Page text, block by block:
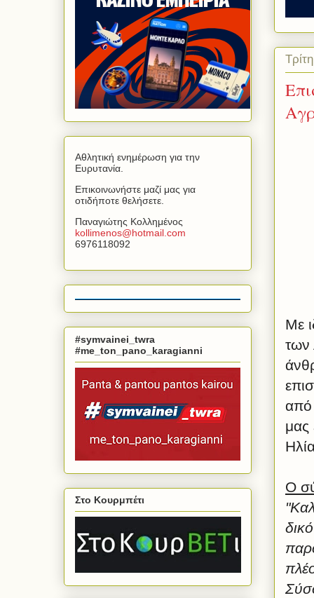
Με
των
από
μας
Ο
Αθλητική ενημέρωση για την
Ευρυτανία.
Επικοινωνήστε μαζί μας για
οτιδήποτε θελήσετε.
Παναγιώτης Κολλημένος
kollimenos@hotmail com
6976118092
#symvainei_twra
#me_ton_pano_karagianni
Στο Κουρμπέτι